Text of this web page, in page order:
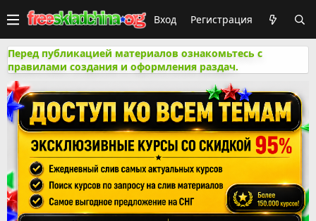
Вход Регистрация
Перед публикацией материалов ознакомьтесь с
правилами создания и оформления раздач.